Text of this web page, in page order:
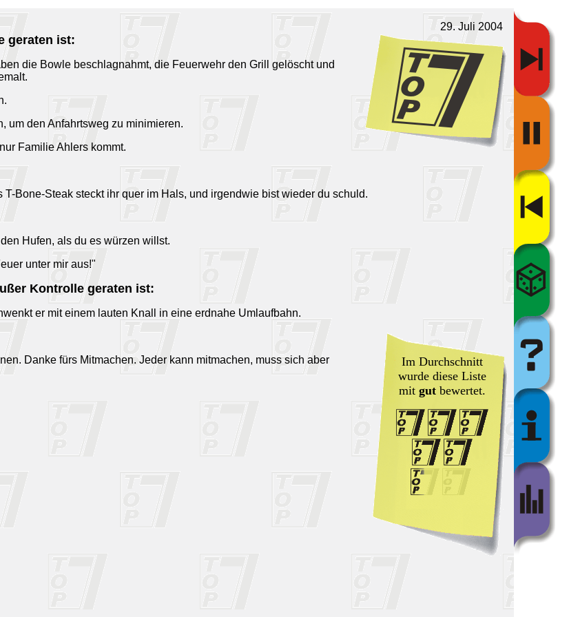
29. Juli 2004
geraten ist:
die Bowle beschlagnahmt, die Feuerwehr den Grill gelöscht und
um den Anfahrtsweg zu minimieren.
Familie Ahlers kommt.
Bone-Steak steckt ihr quer im Hals, und irgendwie bist wieder du schuld.
Hufen, als du es würzen willst.
unter mir aus!"
Kontrolle geraten ist:
er mit einem lauten Knall in eine erdnahe Umlaufbahn.
Danke fürs Mitmachen. Jeder kann mitmachen, muss sich aber
Im Durchschnitt
wurde diese Liste
mit gut bewertet.